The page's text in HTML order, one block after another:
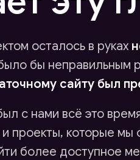
осталось в руках
было бы
сайту был
с нами всё это
проекты, которые мы
более доступное